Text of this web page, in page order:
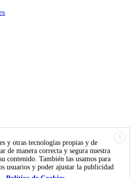
X
y otras tecnologías propias y de
de manera correcta y segura nuestra
contenido. También las usamos para
usuarios y poder ajustar la publicidad